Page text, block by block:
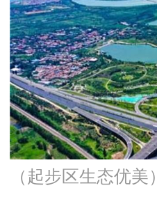
（起步区生态优美）